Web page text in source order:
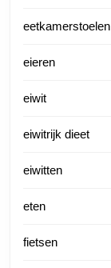
eetkamerstoelen
eieren
eiwit
eiwitrijk dieet
eiwitten
eten
fietsen